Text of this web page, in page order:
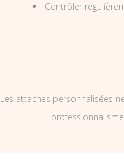
Contrôler
Les attaches personnalisées